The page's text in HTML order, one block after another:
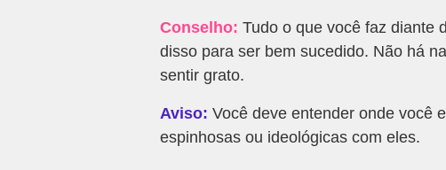
Conselho: Tudo o que você faz diante
disso para ser bem sucedido. Não há
sentir grato.
Aviso: Você deve entender onde você
espinhosas ou ideológicas com eles.